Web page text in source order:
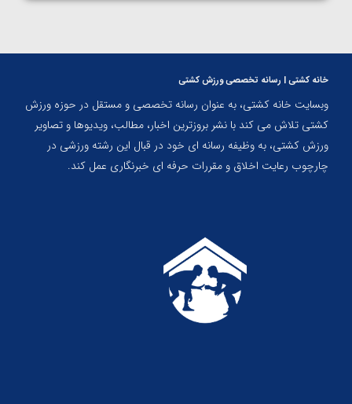
خانه کشتی | رسانه تخصصی ورزش کشتی
وبسایت خانه کشتی، به عنوان رسانه تخصصی و مستقل در حوزه ورزش
کشتی تلاش می کند با نشر بروزترین اخبار، مطالب، ویدیوها و تصاویر
ورزش کشتی، به وظیفه رسانه ای خود در قبال این رشته ورزشی در
چارچوب رعایت اخلاق و مقررات حرفه ای خبرنگاری عمل کند.